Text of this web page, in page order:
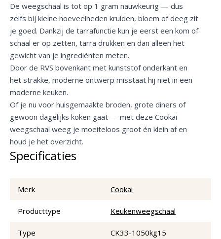
De weegschaal is tot op 1 gram nauwkeurig — dus
zelfs bij kleine hoeveelheden kruiden, bloem of deeg zit
je goed. Dankzij de tarrafunctie kun je eerst een kom of
schaal er op zetten, tarra drukken en dan alleen het
gewicht van je ingrediënten meten.
Door de RVS bovenkant met kunststof onderkant en
het strakke, moderne ontwerp misstaat hij niet in een
moderne keuken.
Of je nu voor huisgemaakte broden, grote diners of
gewoon dagelijks koken gaat — met deze Cookai
weegschaal weeg je moeiteloos groot én klein af en
houd je het overzicht.
Specificaties
Merk Cookai
Producttype Keukenweegschaal
Type CK33-1050kg15